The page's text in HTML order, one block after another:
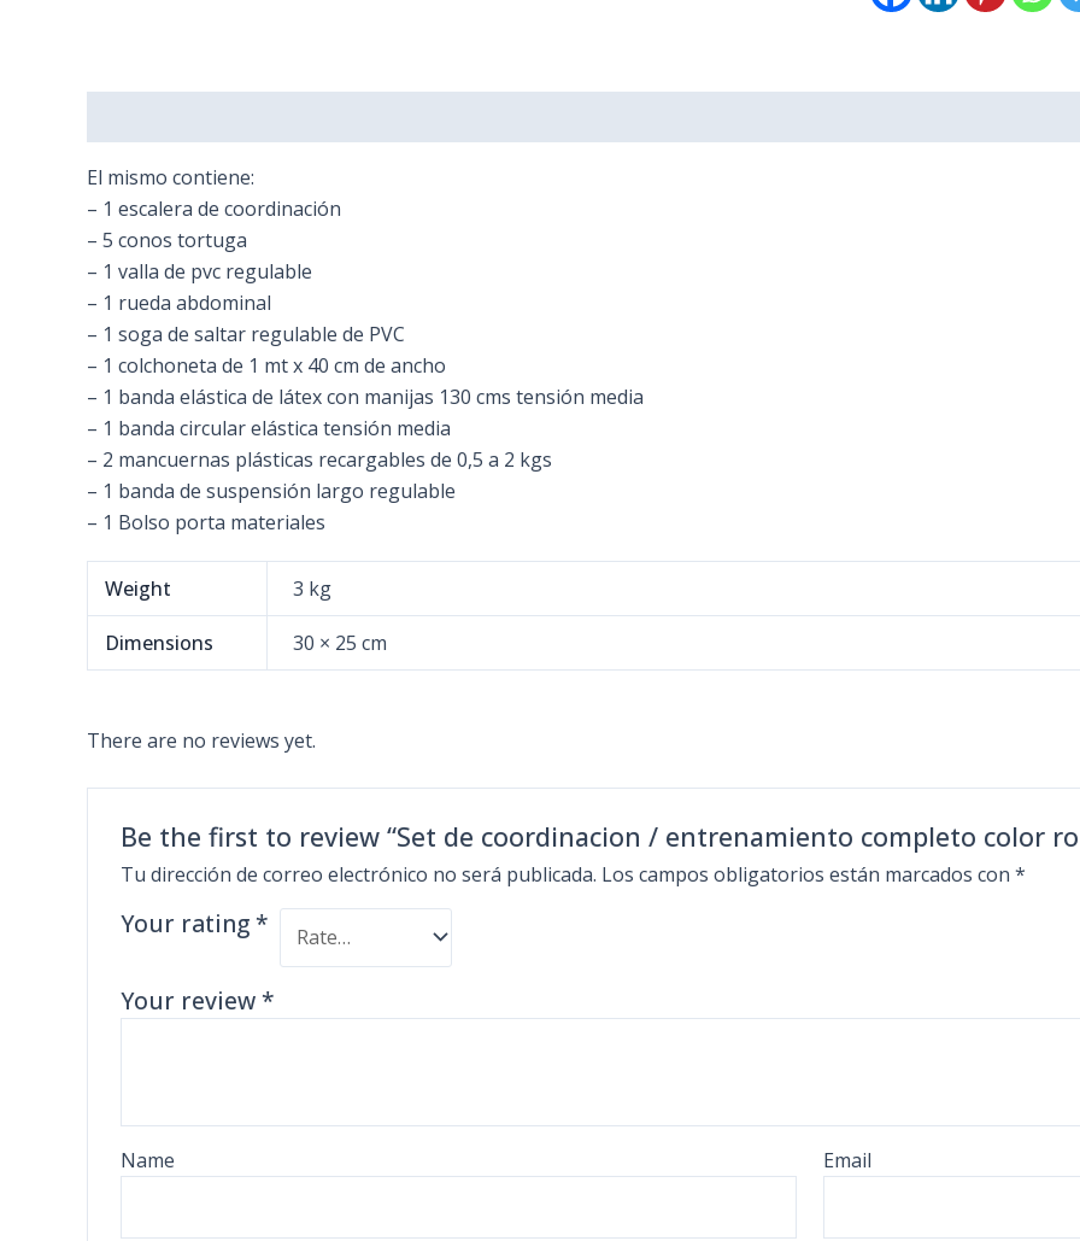
El mismo contiene:
– 1 escalera de coordinación
– 5 conos tortuga
– 1 valla de pvc regulable
– 1 rueda abdominal
– 1 soga de saltar regulable de PVC
– 1 colchoneta de 1 mt x 40 cm de ancho
– 1 banda elástica de látex con manijas 130 cms tensión media
– 1 banda circular elástica tensión media
– 2 mancuernas plásticas recargables de 0,5 a 2 kgs
– 1 banda de suspensión largo regulable
– 1 Bolso porta materiales
Weight 3 kg
Dimensions 30 × 25 cm
There are no reviews yet.
Be the first to review “Set de coordinacion / entrenamiento completo color
Tu dirección de correo electrónico no será publicada. Los campos obligatorios están marcados con *
Your rating *
Your review *
Name Email